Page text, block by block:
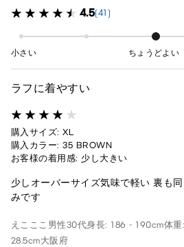
4.5(41)
小さい ちょうどよい
ラフに着やすい
購入サイズ: XL
購入カラー: 35 BROWN
お客様の着用感: 少し大きい
少しオーバーサイズ気味で軽い 裏も
みです
えこここ 男性30代身長: 186 - 190cm体
28.5cm大阪府